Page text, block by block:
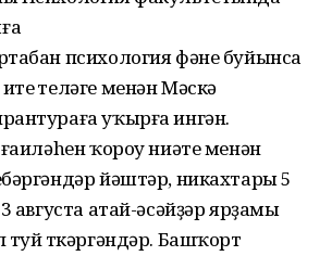
психология фәне буйынса
теләге менән Мәскәү
уҡырға ингән.
ҡороу ниәте менән
йәштәр, никахтары 5
августа атай-әсәйҙәр ярҙамы
үткәргәндәр. Башҡорт